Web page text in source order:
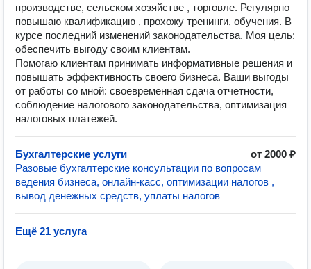
производстве, сельском хозяйстве , торговле. Регулярно
повышаю квалификацию , прохожу тренинги, обучения. В
курсе последний изменений законодательства. Моя цель:
обеспечить выгоду своим клиентам.
Помогаю клиентам принимать информативные решения и
повышать эффективность своего бизнеса. Ваши выгоды
от работы со мной: своевременная сдача отчетности,
соблюдение налогового законодательства, оптимизация
налоговых платежей.
Бухгалтерские услуги
от 2000 ₽
Разовые бухгалтерские консультации по вопросам
ведения бизнеса, онлайн-касс, оптимизации налогов ,
вывод денежных средств, уплаты налогов
Ещё 21 услуга